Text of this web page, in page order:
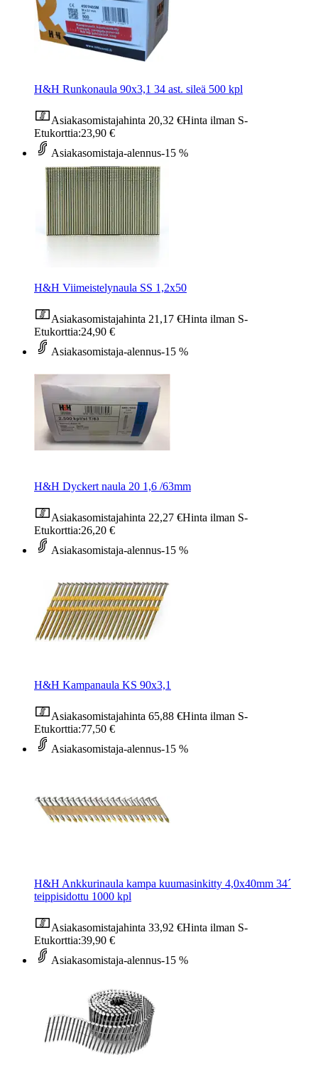
H&H Runkonaula 90x3,1 34 ast. sileä 500 kpl
Asiakasomistajahinta 20,32 €Hinta ilman S-
Etukorttia:23,90 €
Asiakasomistaja-alennus-15 %
H&H Viimeistelynaula SS 1,2x50
Asiakasomistajahinta 21,17 €Hinta ilman S-
Etukorttia:24,90 €
Asiakasomistaja-alennus-15 %
H&H Dyckert naula 20 1,6 /63mm
Asiakasomistajahinta 22,27 €Hinta ilman S-
Etukorttia:26,20 €
Asiakasomistaja-alennus-15 %
H&H Kampanaula KS 90x3,1
Asiakasomistajahinta 65,88 €Hinta ilman S-
Etukorttia:77,50 €
Asiakasomistaja-alennus-15 %
H&H Ankkurinaula kampa kuumasinkitty 4,0x40mm 34´
teippisidottu 1000 kpl
Asiakasomistajahinta 33,92 €Hinta ilman S-
Etukorttia:39,90 €
Asiakasomistaja-alennus-15 %